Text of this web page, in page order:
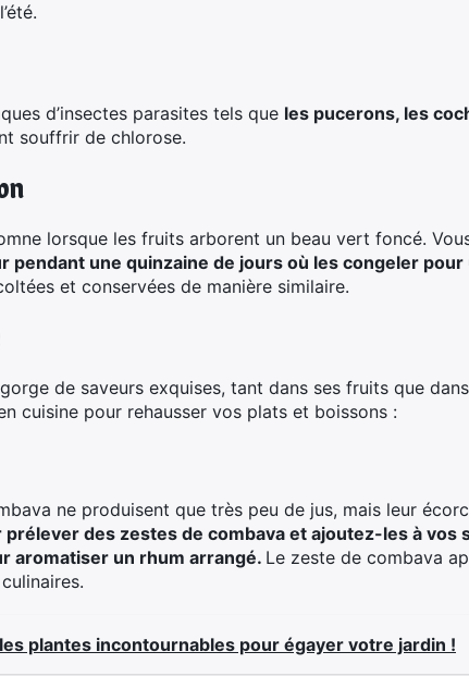
d’insectes parasites tels que les pucerons, les
souffrir de chlorose.
lorsque les fruits arborent un beau vert foncé.
pendant une quinzaine de jours où les congeler
et conservées de manière similaire.
de saveurs exquises, tant dans ses fruits que
cuisine pour rehausser vos plats et boissons :
ne produisent que très peu de jus, mais leur
des zestes de combava et ajoutez-les à vos
aromatiser un rhum arrangé. Le zeste de combava
plantes incontournables pour égayer votre jardin !